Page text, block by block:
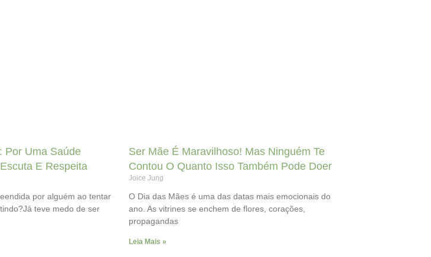
Por Uma Saúde
E Respeita
por alguém ao tentar
teve medo de ser
Ser Mãe É Maravilhoso! Mas Ninguém Te
Contou O Quanto Isso Também Pode Doer
Joice Jung
O Dia das Mães é uma das datas mais emocionais do
ano. As vitrines se enchem de flores, corações,
propagandas
Leia Mais »